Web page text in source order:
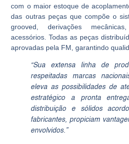
com o maior estoque de
das outras peças que compõe o
grooved, derivações
acessórios. Todas as peças
aprovadas pela FM, garantindo
“Sua extensa linha de
respeitadas marcas
eleva as possibilidades de
estratégico a pronta
distribuição e sólidos
fabricantes, propiciam
envolvidos.”